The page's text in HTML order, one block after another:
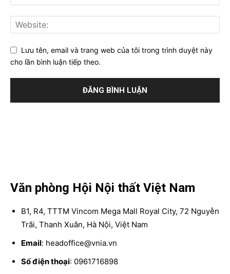
Lưu tên, email và trang web của tôi trong trình duyệt này
cho lần bình luận tiếp theo.
Văn phòng Hội Nội thất Việt Nam
B1, R4, TTTM Vincom Mega Mall Royal City, 72 Nguyễn
Trãi, Thanh Xuân, Hà Nội, Việt Nam
Email: headoffice@vnia.vn
Số điện thoại: 0961716898